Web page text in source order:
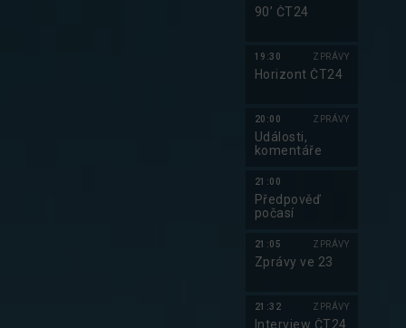
90’ ČT24
19:30 ZPRÁVY
Horizont ČT24
20:00 ZPRÁVY
Události,
komentáře
21:00
Předpověď
počasí
21:05 ZPRÁVY
Zprávy ve 23
21:32 ZPRÁVY
Interview ČT24